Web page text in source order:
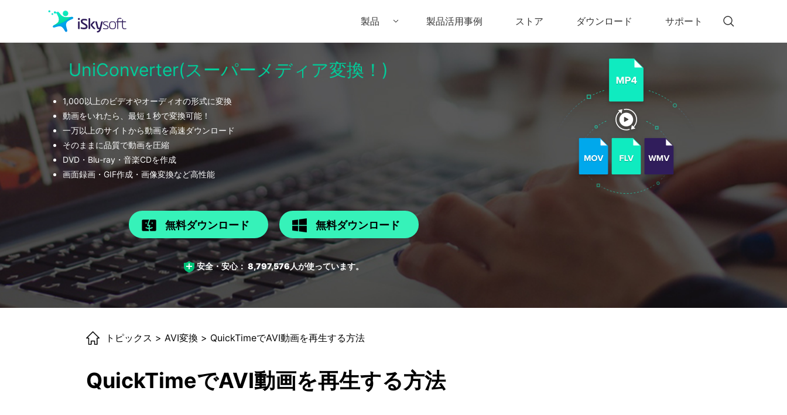
製品
クリエイティビティ
オフィス効率化
ユーティリティ
Filmora（フィモーラ） UniConverter(スーパーメディア変換!)
• DVD Memory for Mac
製品活用事例 ストア ダウンロード サポート
UniConverter(スーパーメディア変換！)
1,000以上のビデオやオーディオの形式に変換
動画をいれたら、最短１秒で変換可能！
一万以上のサイトから動画を高速ダウンロード
そのままに品質で動画を圧縮
DVD・Blu-ray・音楽CDを作成
画面録画・GIF作成・画像変換など高性能
無料ダウンロード 無料ダウンロード
安全・安心：8,797,576 人が使っています。
トピックス > AVI変換 > QuickTimeでAVI動画を再生する方法
QuickTimeでAVI動画を再生する方法